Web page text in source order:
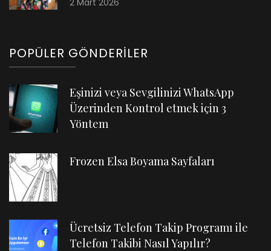
POPÜLER GÖNDERILER
Eşinizi veya Sevgilinizi WhatsApp
Üzerinden Kontrol etmek için 3
Yöntem
Frozen Elsa Boyama Sayfaları
Ücretsiz Telefon Takip Programı ile
Telefon Takibi Nasıl Yapılır?